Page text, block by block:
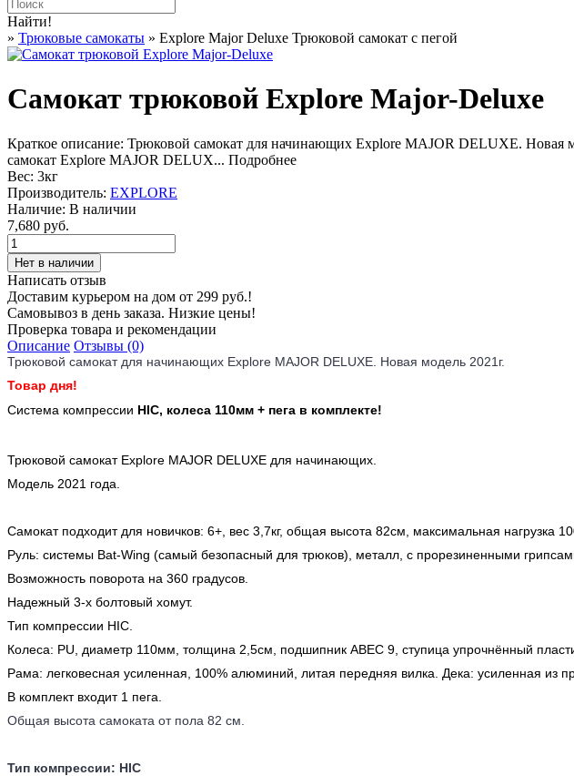
Найти!
» Трюковые самокаты » Explore Major Deluxe Трюковой самокат с пегой
Самокат трюковой Explore Major-Deluxe
Краткое описание: Трюковой самокат для начинающих Explore MAJOR DELUXE. Новая
самокат Explore MAJOR DELUX... Подробнее
Вес: 3кг
Производитель: EXPLORE
Наличие: В наличии
7,680 руб.
Написать отзыв
Доставим курьером на дом от 299 руб.!
Самовывоз в день заказа. Низкие цены!
Проверка товара и рекомендации
Описание Отзывы (0)
Трюковой самокат для начинающих Explore MAJOR DELUXE . Новая модель 2021г.
Товар дня!
Система компрессии HIC, колеса 110мм + пега в комплекте!
Трюковой самокат Explore MAJOR DELUXE для начинающих.
Модель 2021 года.
Самокат подходит для новичков: 6+, вес 3,7кг, общая высота 82см, максимальная нагрузка
Руль: системы Bat-Wing (самый безопасный для трюков), металл, с прорезиненными
Возможность поворота на 360 градусов.
Надежный 3-х болтовый хомут.
Тип компрессии HIC.
Колеса: PU, диаметр 110мм, толщина 2,5см, подшипник ABEC 9, ступица упрочнённый
Рама: легковесная усиленная, 100% алюминий, литая передняя вилка. Дека: усиленная из
В комплект входит 1 пега.
Общая высота самоката от пола 82 см.
Тип компрессии: HIC